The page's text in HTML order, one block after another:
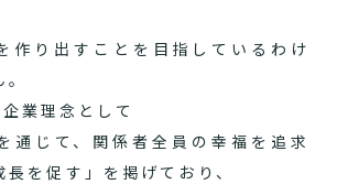
作り出すことを目指しているわけ
業理念として
通じて、関係者全員の幸福を追求
長を促す」を掲げており、